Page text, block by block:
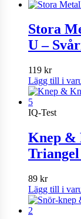
Stora
U –
119 kr
Lägg till i
IQ-Test
Knep &
89 kr
Lägg till i